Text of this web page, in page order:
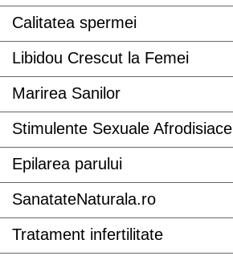
Calitatea spermei
Libidou Crescut la Femei
Marirea Sanilor
Stimulente Sexuale Afrodisiace
Epilarea parului
SanatateNaturala.ro
Tratament infertilitate